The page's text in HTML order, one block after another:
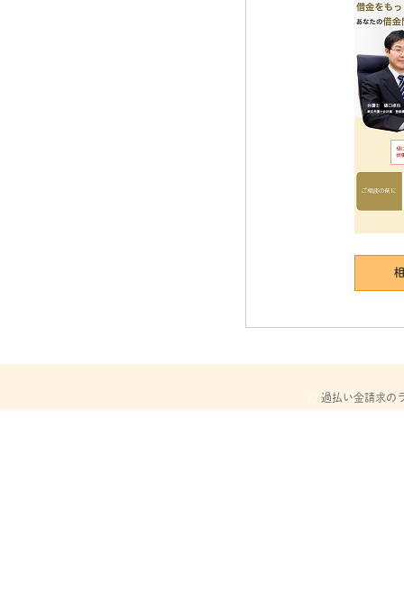
© 過払い金請求の